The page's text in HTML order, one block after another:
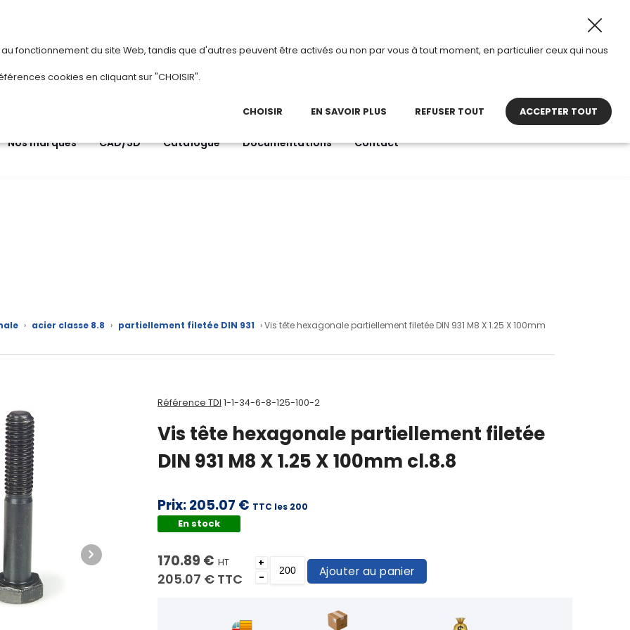
Du 3 au 28 août 2026, TDI passe en mode été. Horaires d’ouverture :
Nos marques CAD/3D Catalogue Documentations Contact
› acier classe 8.8 › partiellement filetée DIN 931 › Vis tête hexagonale partiellement filetée DIN 931 M8 X 1.25 X 100mm
Référence TDI 1-1-34-6-8-125-100-2
Vis tête hexagonale partiellement filetée
DIN 931 M8 X 1.25 X 100mm cl.8.8
Prix:205.07 € TTC les 200
En stock
170.89 € HT
205.07 € TTC
+
-
Ajouter au panier
fonctionnement du site Web, tandis que d'autres peuvent être activés ou non par vous à tout moment, en particulier ceux qui nous
cookies en cliquant sur "CHOISIR".
CHOISIR EN SAVOIR PLUS REFUSER TOUT ACCEPTER TOUT